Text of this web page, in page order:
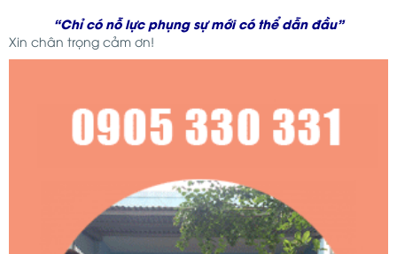
“Chỉ có nỗ lực phụng sự mới có thể dẫn đầu”
Xin chân trọng cảm ơn!